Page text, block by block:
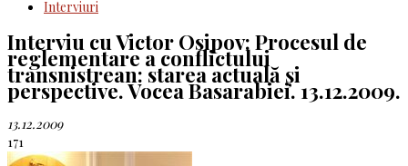
Interviuri
Interviu cu Victor Osipov: Procesul de
reglementare a conflictului
transnistrean: starea actuală și
perspective. Vocea Basarabiei. 13.12.2009.
13.12.2009
171